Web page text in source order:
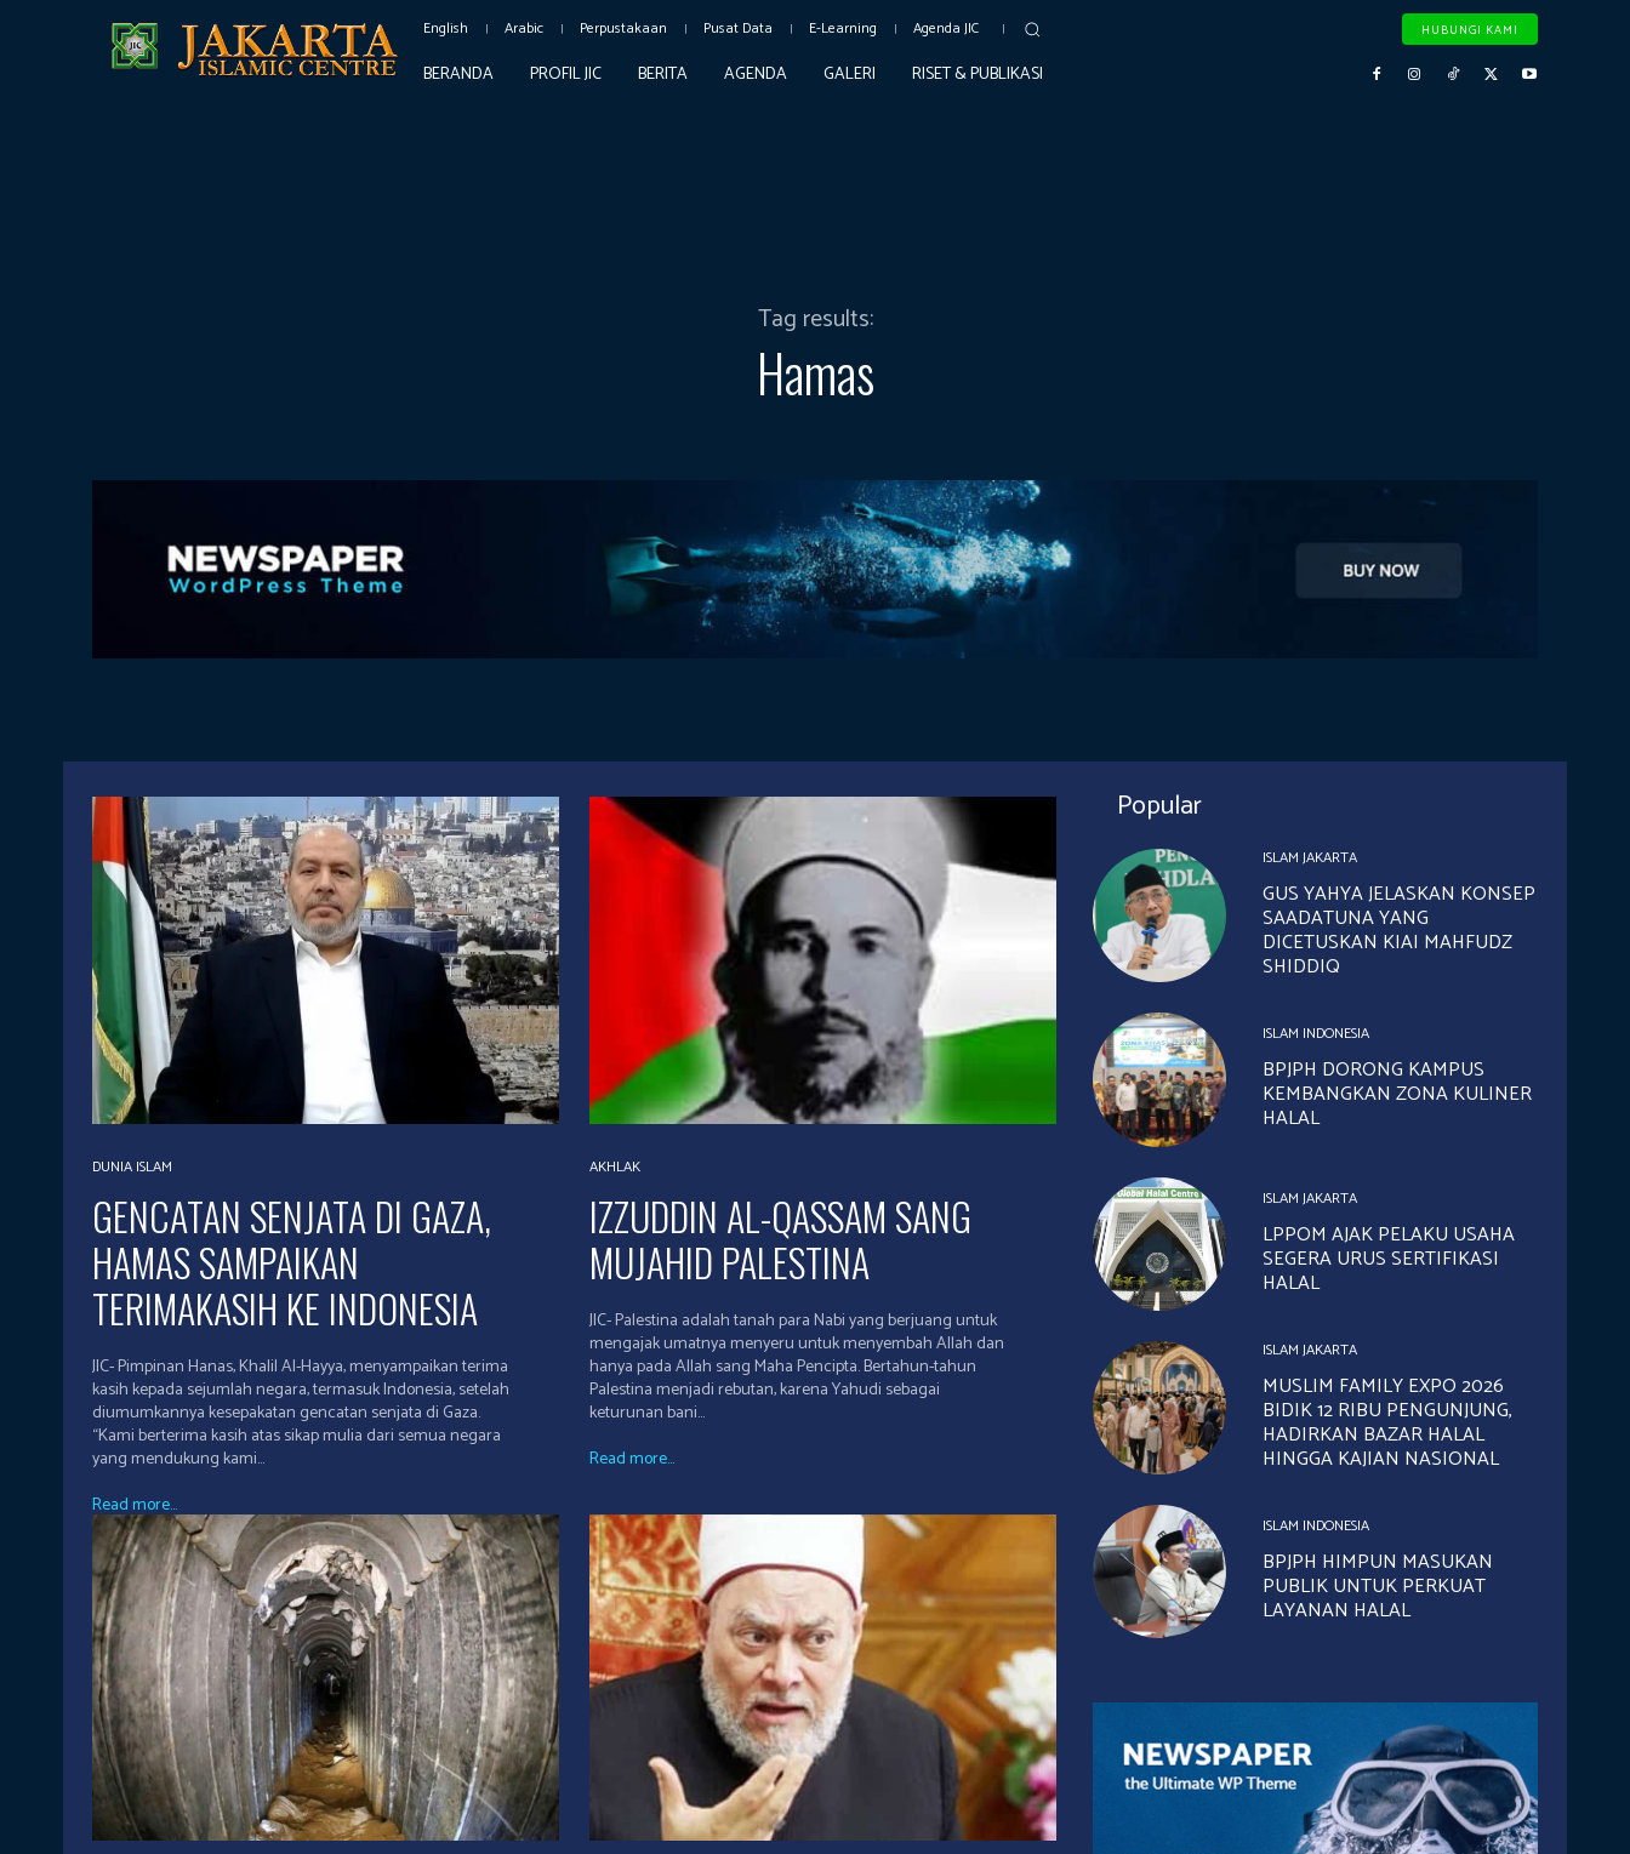
English Arabic Perpustakaan Pusat Data E-Learning Agenda JIC HUBUNGI KAMI
BERANDA PROFIL JIC BERITA AGENDA GALERI RISET & PUBLIKASI
Tag results:
Hamas
DUNIA ISLAM
GENCATAN SENJATA DI GAZA,
HAMAS SAMPAIKAN
TERIMAKASIH KE INDONESIA
JIC- Pimpinan Hanas, Khalil Al-Hayya, menyampaikan terima
kasih kepada sejumlah negara, termasuk Indonesia, setelah
diumumkannya kesepakatan gencatan senjata di Gaza.
“Kami berterima kasih atas sikap mulia dari semua negara
yang mendukung kami...
Read more...
AKHLAK
IZZUDDIN AL-QASSAM SANG
MUJAHID PALESTINA
JIC- Palestina adalah tanah para Nabi yang berjuang untuk
mengajak umatnya menyeru untuk menyembah Allah dan
hanya pada Allah sang Maha Pencipta. Bertahun-tahun
Palestina menjadi rebutan, karena Yahudi sebagai
keturunan bani...
Read more...
Popular
ISLAM JAKARTA
GUS YAHYA JELASKAN KONSEP
SAADATUNA YANG
DICETUSKAN KIAI MAHFUDZ
SHIDDIQ
ISLAM INDONESIA
BPJPH DORONG KAMPUS
KEMBANGKAN ZONA KULINER
HALAL
ISLAM JAKARTA
LPPOM AJAK PELAKU USAHA
SEGERA URUS SERTIFIKASI
HALAL
ISLAM JAKARTA
MUSLIM FAMILY EXPO 2026
BIDIK 12 RIBU PENGUNJUNG,
HADIRKAN BAZAR HALAL
HINGGA KAJIAN NASIONAL
ISLAM INDONESIA
BPJPH HIMPUN MASUKAN
PUBLIK UNTUK PERKUAT
LAYANAN HALAL